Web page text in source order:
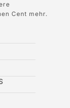
Cent mehr.